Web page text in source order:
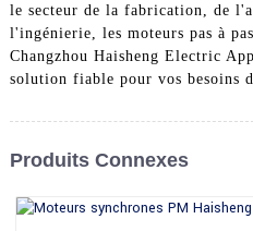
le secteur de la fabrication, de
l'ingénierie, les moteurs pas à
Changzhou Haisheng Electric
solution fiable pour vos besoins
Produits Connexes